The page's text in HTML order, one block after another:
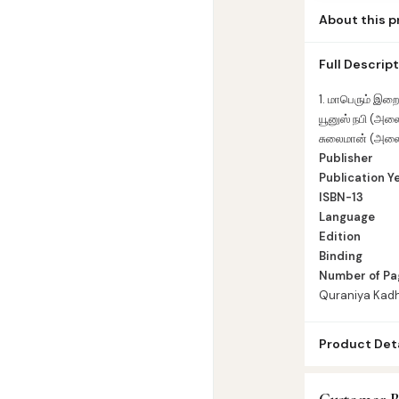
About this
யூனுஸ் நபி
சுலைமான்
Full
1. மாபெரும்
யூனுஸ் நபி
சுலைமான்
Publisher
Publication
ISBN-13
Language
Edition
Binding
Number of
Quraniya
Product